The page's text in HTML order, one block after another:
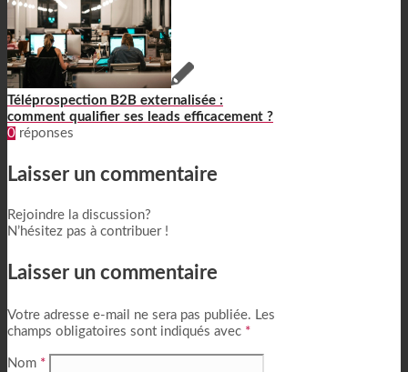
Téléprospection B2B externalisée :
comment qualifier ses leads efficacement ?
0 réponses
Laisser un commentaire
Rejoindre la discussion?
N’hésitez pas à contribuer !
Laisser un commentaire
Votre adresse e-mail ne sera pas publiée. Les
champs obligatoires sont indiqués avec *
Nom *